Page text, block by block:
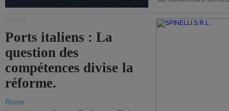
Ports italiens : La
question des
compétences divise la
réforme.
Rome